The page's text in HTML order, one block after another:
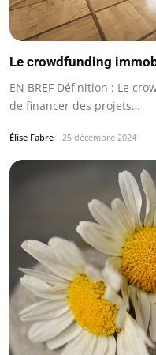
Le crowdfunding
EN BREF Définition : Le
de financer des projets…
Élise Fabre 25 décembre 2024